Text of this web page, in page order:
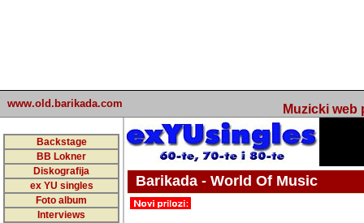
www.old.barikada.com Muzicki web
Backstage
BB Lokner
Diskografija
ex YU singles
Foto album
Interviews
Barikada - World Of Music